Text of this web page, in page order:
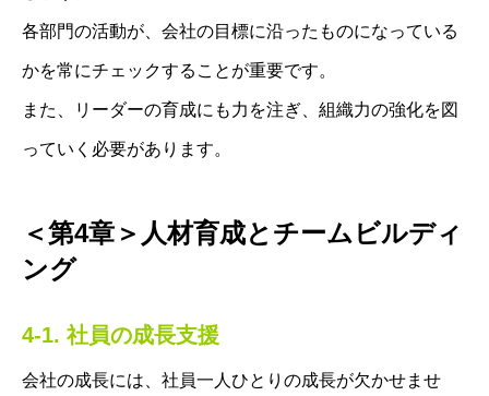
各部門の活動が、会社の目標に沿ったものになっている
かを常にチェックすることが重要です。
また、リーダーの育成にも力を注ぎ、組織力の強化を図
っていく必要があります。
＜第4章＞人材育成とチームビルディ
ング
4-1. 社員の成長支援
会社の成長には、社員一人ひとりの成長が欠かせませ